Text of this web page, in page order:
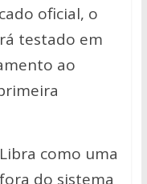
oficial, o
testado em
ao
como uma
do sistema